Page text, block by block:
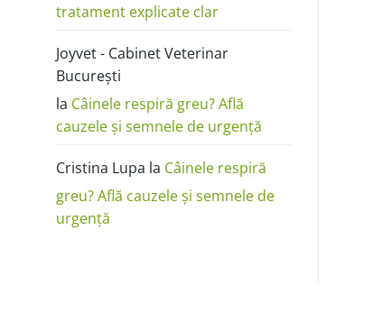
tratament explicate clar
Joyvet - Cabinet Veterinar
București
la Câinele respiră greu? Află
cauzele și semnele de urgență
Cristina Lupa la Câinele respiră
greu? Află cauzele și semnele de
urgență